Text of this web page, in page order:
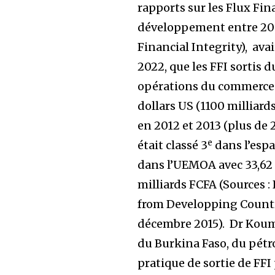
rapports sur les Flux
développement entre
Financial Integrity),
2022, que les FFI sortis
opérations du
dollars US (1100
en 2012 et 2013 (plus de
était classé 3e dans
dans l’UEMOA avec
milliards FCFA (Sources
from Developping
décembre 2015). Dr
du Burkina Faso, du
pratique de sortie de